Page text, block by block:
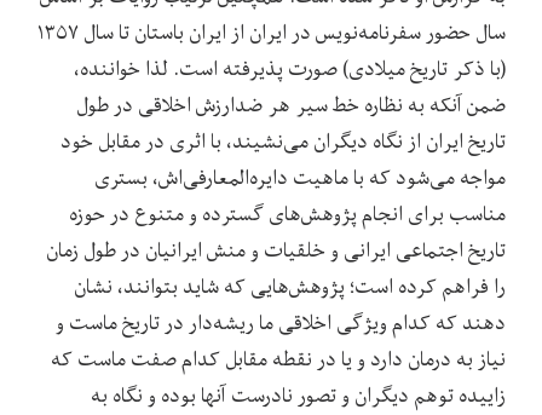
سال حضور سفرنامه‌نویس در ایران از ایران باستان تا سال ۱۳۵۷
(با ذکر تاریخ میلادی) صورت پذیرفته است. لذا خواننده،
ضمن آنکه به نظاره خط سیر هر ضدارزش اخلاقی در طول
تاریخ ایران از نگاه دیگران می‌نشیند،‌ با اثری در مقابل خود
مواجه می‌شود که با ماهیت دایره‌المعارفی‌اش، بستری
مناسب برای انجام پژوهش‌های گسترده و متنوع در حوزه
تاریخ اجتماعی ایرانی و خلقیات و منش ایرانیان در طول زمان
را فراهم کرده است؛‌ پژوهش‌هایی که شاید بتوانند، نشان
دهند که کدام ویژگی اخلاقی ما ریشه‌دار در تاریخ ماست و
نیاز به درمان دارد و یا در نقطه مقابل کدام صفت ماست که
زاییده توهم دیگران و تصور نادرست آنها بوده و نگاه به